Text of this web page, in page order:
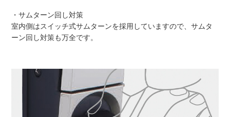
・サムターン回し対策
室内側はスイッチ式サムターンを採用していますので、サムタ
ーン回し対策も万全です。